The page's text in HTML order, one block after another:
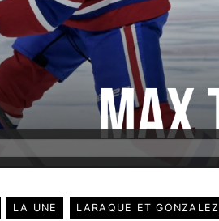
LA UNE LARAQUE ET GONZALEZ